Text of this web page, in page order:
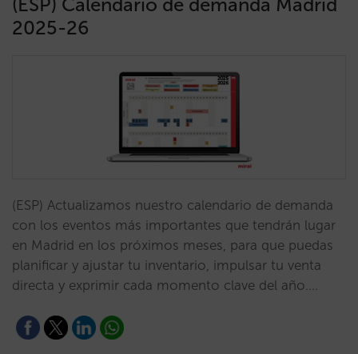
2025-26
(ESP) Actualizamos nuestro calendario de demanda
con los eventos más importantes que tendrán lugar
en Madrid en los próximos meses, para que puedas
planificar y ajustar tu inventario, impulsar tu venta
directa y exprimir cada momento clave del año.…